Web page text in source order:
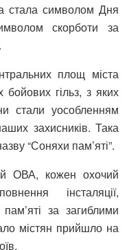
стала символом Дня
скорботи за
площ міста
бойових гільз, з яких
стали уособленням
захисників. Така
“Соняхи пам’яті”.
ОВА, кожен охочий
інсталяції,
за загиблими
містян прийшло на